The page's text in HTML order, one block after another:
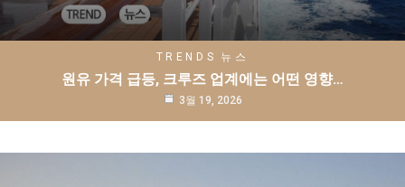
TRENDS 뉴스
원유 가격 급등, 크루즈 업계에는 어떤 영향…
3월 19, 2026